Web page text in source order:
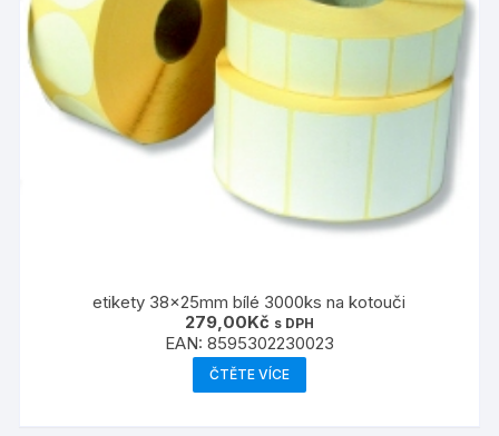
etikety 38x25mm bílé 3000ks na kotouči
279,00Kč s DPH
EAN: 8595302230023
ČTĚTE VÍCE